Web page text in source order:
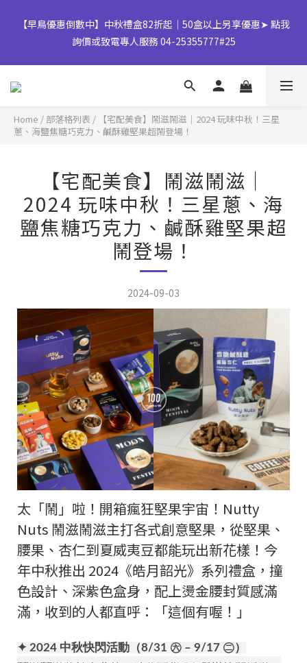
【早鳥優惠倒數中】中秋禮盒82折起｜50盒以上另享優惠➤ 點我
詢價或致電專人服務 04-25355777#25
加入LINE好友領取 $50購物金💰
👉風味堅果系列(鹹蛋肉鬆除外)產地將移轉至越南，商品皆有經過
放心選購。
詢價或致電專人服務 04-25355777#25
Home / 部落格列表 /
【宅配美食】鬧滋鬧滋｜2024 玩味中秋！三星
蔥、海鹽焦糖巧克力、鹹酥雞堅果超鬧登場！
【宅配美食】鬧滋鬧滋｜
2024 玩味中秋！三星蔥、海
鹽焦糖巧克力、鹹酥雞堅果超
鬧登場！
2024-09-03
太「鬧」啦！開箱瘋狂堅果宇宙！Nutty
Nuts 鬧滋鬧滋主打各式創意堅果，從堅果、
腰果、杏仁到夏威夷豆都能玩出新花樣！今
年中秋推出 2024《皓月韶光》系列禮盒，撞
色設計、深紫色盒身，配上燙金腰封質感滿
滿，收到的人都直呼：「這個有喔！」
✦ 2024 中秋快閃活動（8/31 ㊅ – 9/17 ㊁）